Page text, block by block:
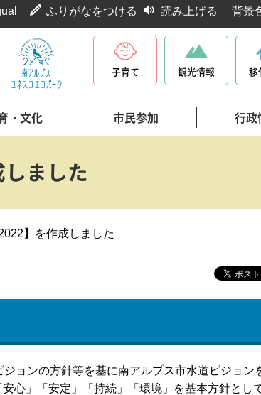
ふりがなをつける 読み上げる 背景
子育て 観光情報 移
・文化 市民参加 行政
ました
】を作成しました
ョンの方針等を基に南アルプス市水道ビジョン
心」「安定」「持続」「環境」を基本方針とし